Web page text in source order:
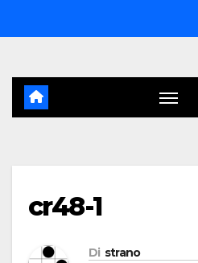
al
cr48-1
Di strano